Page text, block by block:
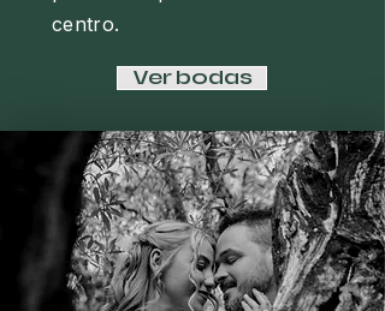
centro.
Ver bodas